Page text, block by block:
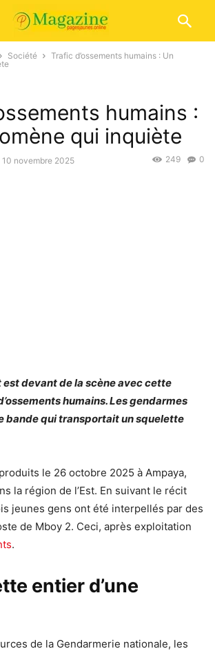
Société
Trafic d’ossements humains : Un
humains :
qui inquiète
10 novembre 2025 0
249
est devant de la scène avec cette
humains. Les gendarmes
bande qui transportait un squelette
le 26 octobre 2025 à Ampaya,
la région de l’Est. En suivant le récit
jeunes gens ont été interpellés par des
de Mboy 2. Ceci, après exploitation
.
entier d’une
de la Gendarmerie nationale, les